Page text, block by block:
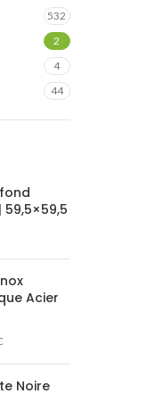
532
2
4
44
Acier
Noire